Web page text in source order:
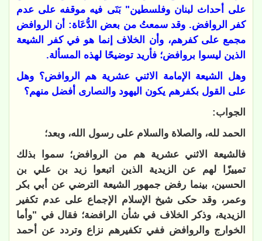
على أحداث لبنان وفلسطين" بَنَى فيه موقفه على عدم
كفر الروافض. وقد سمعتُ من بعض الدُّعَاة: أن الروافض
مجمع على كفرهم، وأن الخلاف إنما هو في كفر الشيعة
الذين ليسوا بروافض؛ فأريد توضيحًا لهذه المسألة.
وهل الشيعة الإمامة الاثني عشرية هم الروافض؟ وهل
على القول بكفرهم يكون اليهود والنصارى أفضل منهم؟
الجواب:
الحمد لله، والصلاة والسلام على رسول الله، وبعد؛
فالشيعة الاثني عشرية هم من الروافض؛ سموا بذلك
تمييزًا لهم عن الزيدية الذين اتبعوا زيد بن علي بن
الحسين، بينما رفض جمهور الشيعة الترضي عن أبي بكر
وعمر، وقد حكى شيخ الإسلام الإجماع على عدم تكفير
الزيدية، وذكر الخلاف في شأن الرافضة؛ فقال في "وأما
الخوارج والروافض ففي تكفيرهم نزاع وتردد عن أحمد